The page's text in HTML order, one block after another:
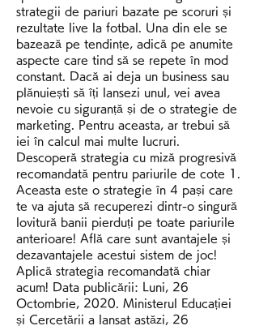
strategii de pariuri bazate pe scoruri și
rezultate live la fotbal. Una din ele se
bazează pe tendințe, adică pe anumite
aspecte care tind să se repete în mod
constant. Dacă ai deja un business sau
plănuiești să îți lansezi unul, vei avea
nevoie cu siguranță și de o strategie de
marketing. Pentru aceasta, ar trebui să
iei în calcul mai multe lucruri.
Descoperă strategia cu miză progresivă
recomandată pentru pariurile de cote 1.
Aceasta este o strategie în 4 pași care
te va ajuta să recuperezi dintr-o singură
lovitură banii pierduți pe toate pariurile
anterioare! Află care sunt avantajele și
dezavantajele acestui sistem de joc!
Aplică strategia recomandată chiar
acum! Data publicării: Luni, 26
Octombrie, 2020. Ministerul Educației
și Cercetării a lansat astăzi, 26